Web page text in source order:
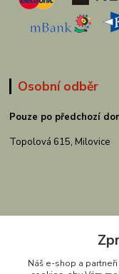
Osobní odběr
Pouze po předchozí
Topolová 615, Milovice
Náš e-shop a